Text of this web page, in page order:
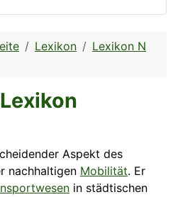
Lexikon
Lexikon N
Aspekt des
nachhaltigen Mobilität. Er
in städtischen